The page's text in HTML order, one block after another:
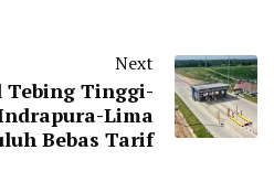
Next
Tebing Tinggi-
Lima
Bebas Tarif